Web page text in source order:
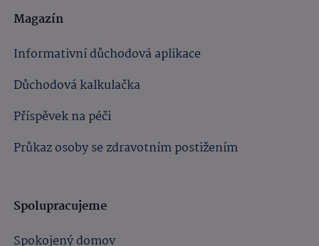
Magazín
Informativní důchodová aplikace
Důchodová kalkulačka
Příspěvek na péči
Průkaz osoby se zdravotním postižením
Spolupracujeme
Spokojený domov